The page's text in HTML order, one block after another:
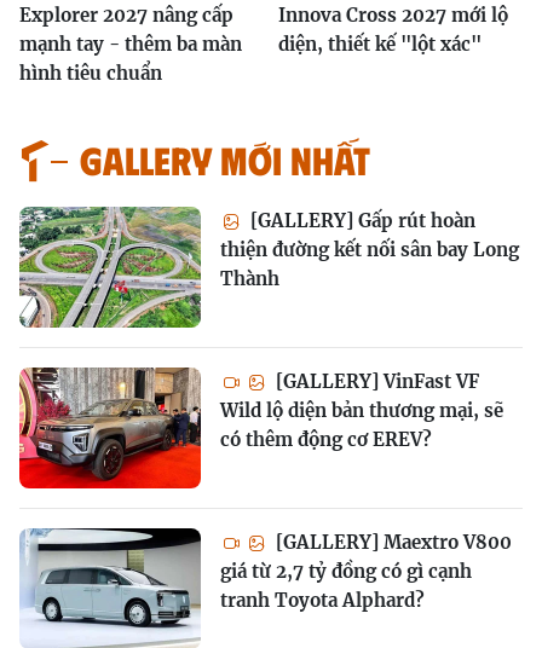
Explorer 2027 nâng cấp
mạnh tay - thêm ba màn
hình tiêu chuẩn
Innova Cross 2027 mới lộ
diện, thiết kế "lột xác"
GALLERY MỚI NHẤT
[GALLERY] Gấp rút hoàn
thiện đường kết nối sân bay Long
Thành
[GALLERY] VinFast VF
Wild lộ diện bản thương mại, sẽ
có thêm động cơ EREV?
[GALLERY] Maextro V800
giá từ 2,7 tỷ đồng có gì cạnh
tranh Toyota Alphard?